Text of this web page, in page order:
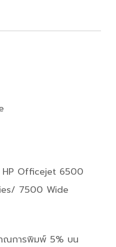
Officejet 6500
7500 Wide
ณการพิมพ์ 5% บน